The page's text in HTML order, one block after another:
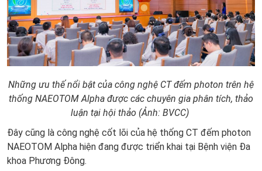
Những ưu thế nổi bật của công nghệ CT đếm photon trên hệ
thống NAEOTOM Alpha được các chuyên gia phân tích, thảo
luận tại hội thảo (Ảnh: BVCC)
Đây cũng là công nghệ cốt lõi của hệ thống CT đếm photon
NAEOTOM Alpha hiện đang được triển khai tại Bệnh viện Đa
khoa Phương Đông.